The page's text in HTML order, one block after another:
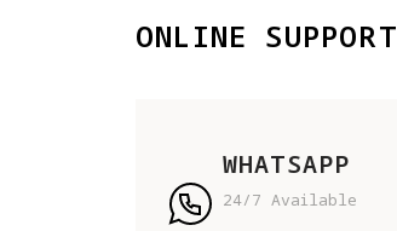
ONLINE SUPPORT
WHATSAPP
24/7 Available